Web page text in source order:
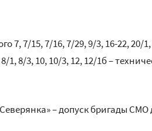
7, 7/15, 7/16, 7/29, 9/3, 16-22, 20/
1, 8/3, 10, 10/3, 12, 12/1б –
– допуск бригады